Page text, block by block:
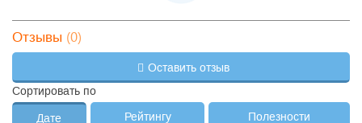
Отзывы (0)
Оставить отзыв
Сортировать по
Дате Рейтингу
Полезности